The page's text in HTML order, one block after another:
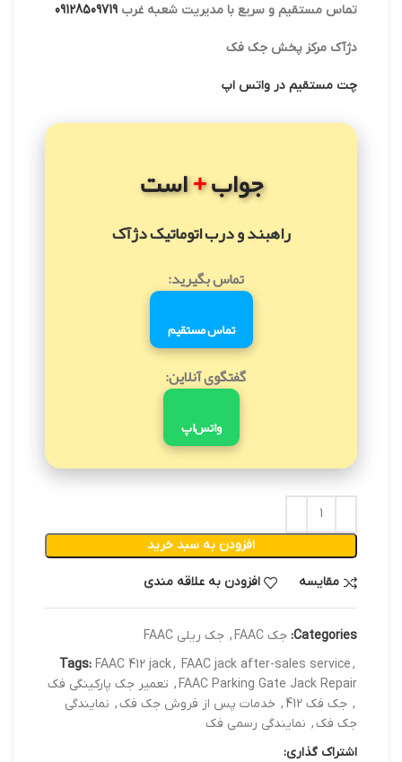
تماس مستقیم و سریع با مدیریت شعبه غرب 09128509719
دژآک مرکز پخش جک فک
چت مستقیم در واتس اپ
جواب+است
راهبند و درب اتوماتیک دژآک
تماس بگیرید:
تماس مستقیم
گفتگوی آنلاین:
واتس‌اپ
افزودن به سبد خرید
مقایسه افزودن به علاقه مندی
Categories: جک FAAC , جک ریلی FAAC
Tags: FAAC 412 jack, FAAC jack after-sales service,
FAAC Parking Gate Jack Repair
, تعمیر جک پارکینگی فک
, جک فک 412 , خدمات پس از فروش جک فک, نمایندگی
جک فک, نمایندگی رسمی فک
اشتراک گذاری: